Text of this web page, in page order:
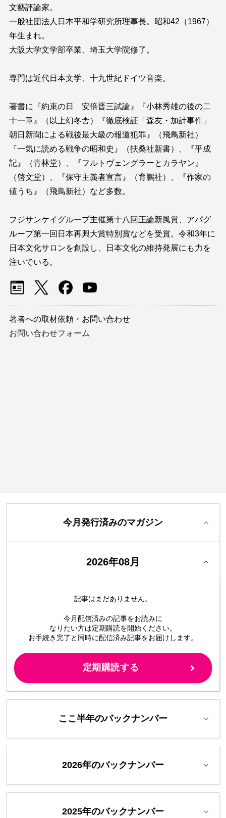
文藝評論家。
一般社団法人日本平和学研究所理事長。昭和42（1967）
年生まれ。
大阪大学文学部卒業、埼玉大学院修了。
専門は近代日本文学、十九世紀ドイツ音楽。
著書に『約束の日 安倍晋三試論』『小林秀雄の後の二
十一章』（以上幻冬舎）『徹底検証「森友・加計事件」
朝日新聞による戦後最大級の報道犯罪』（飛鳥新社）
『一気に読める戦争の昭和史』（扶桑社新書）、『平成
記』（青林堂）、『フルトヴェングラーとカラヤン』
（啓文堂）、『保守主義者宣言』（育鵬社）、『作家の
値うち』（飛鳥新社）など多数。
フジサンケイグループ主催第十八回正論新風賞、アパグ
ループ第一回日本再興大賞特別賞などを受賞。令和3年に
日本文化サロンを創設し、日本文化の維持発展にも力を
注いでいる。
著者への取材依頼・お問い合わせ
お問い合わせフォーム
今月発行済みのマガジン
2026年08月
記事はまだありません。
今月配信済みの記事をお読みに
なりたい方は定期購読を開始ください。
お手続き完了と同時に配信済み記事をお届けします。
定期購読する
ここ半年のバックナンバー
2026年のバックナンバー
2025年のバックナンバー